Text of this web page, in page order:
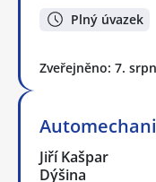
Plný úvazek
Zveřejněno: 7.
Jiří Kašpar
Dýšina